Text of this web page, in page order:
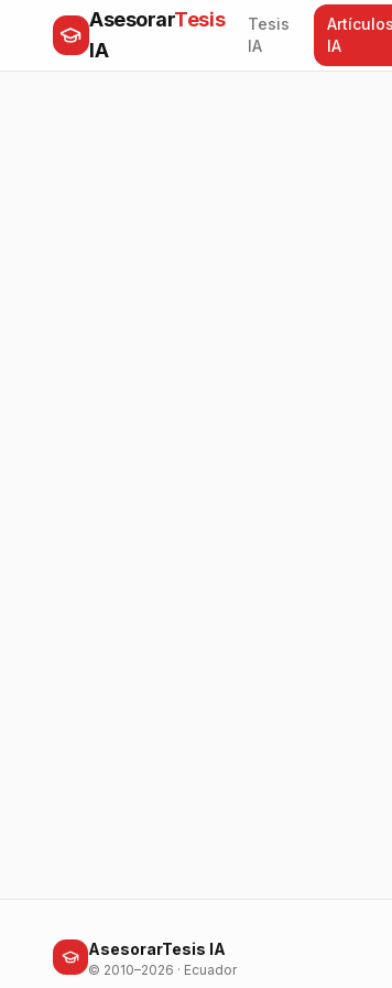
AsesorarTesis
IA
Tesis
IA
Artículos
IA
AsesorarTesis IA
© 2010–2026 · Ecuador